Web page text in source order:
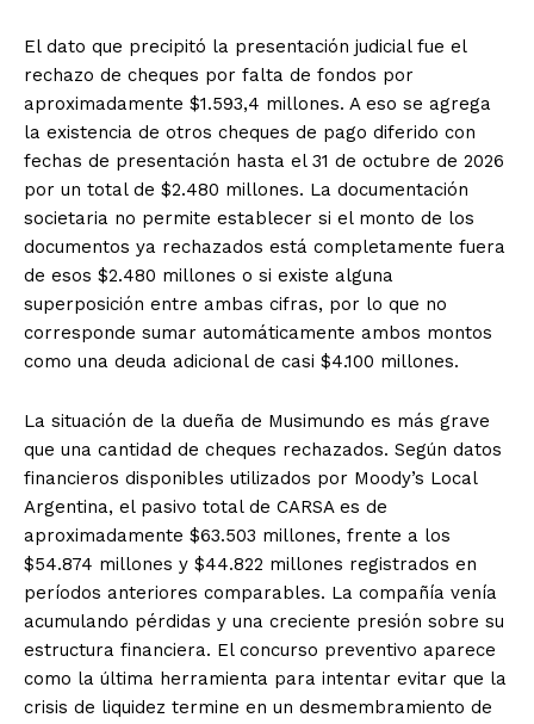
El dato que precipitó la presentación judicial fue el
rechazo de cheques por falta de fondos por
aproximadamente $1.593,4 millones. A eso se agrega
la existencia de otros cheques de pago diferido con
fechas de presentación hasta el 31 de octubre de 2026
por un total de $2.480 millones. La documentación
societaria no permite establecer si el monto de los
documentos ya rechazados está completamente fuera
de esos $2.480 millones o si existe alguna
superposición entre ambas cifras, por lo que no
corresponde sumar automáticamente ambos montos
como una deuda adicional de casi $4.100 millones.
La situación de la dueña de Musimundo es más grave
que una cantidad de cheques rechazados. Según datos
financieros disponibles utilizados por Moody’s Local
Argentina, el pasivo total de CARSA es de
aproximadamente $63.503 millones, frente a los
$54.874 millones y $44.822 millones registrados en
períodos anteriores comparables. La compañía venía
acumulando pérdidas y una creciente presión sobre su
estructura financiera. El concurso preventivo aparece
como la última herramienta para intentar evitar que la
crisis de liquidez termine en un desmembramiento de